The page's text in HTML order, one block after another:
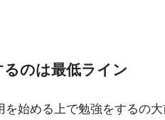
るのは最低ライン
を始める上で勉強をするの